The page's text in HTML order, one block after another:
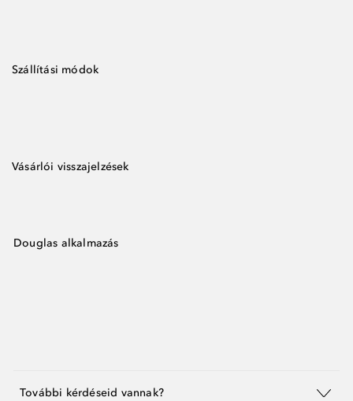
Szállítási módok
Vásárlói visszajelzések
Douglas alkalmazás
További kérdéseid vannak?